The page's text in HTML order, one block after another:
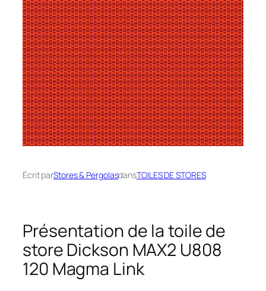
Écrit parStores & PergolasdansTOILES DE STORES
Présentation de la toile de
store Dickson MAX2 U808
120 Magma Link